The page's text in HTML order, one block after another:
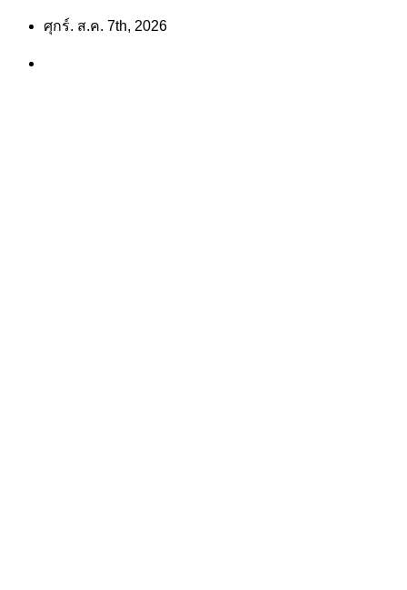
Skip
content
ศุกร์. ส.ค. 7th, 2026